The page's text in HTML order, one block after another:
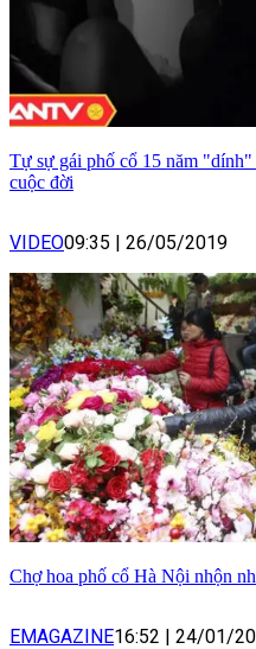
Tự sự gái phố cổ 15 năm
cuộc đời
VIDEO09:35 | 26/05/2019
Chợ hoa phố cổ Hà Nội nhộn
EMAGAZINE16:52 | 24/01/